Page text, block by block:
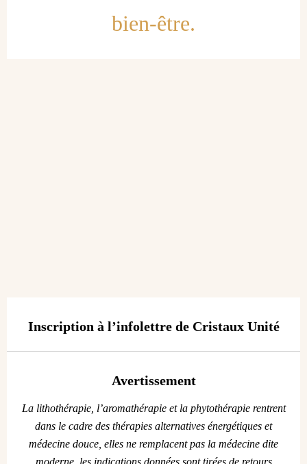
bien-être.
Inscription à l’infolettre de Cristaux Unité
Avertissement
La lithothérapie, l’aromathérapie et la phytothérapie rentrent
dans le cadre des thérapies alternatives énergétiques et
médecine douce, elles ne remplacent pas la médecine dite
moderne, les indications données sont tirées de retours